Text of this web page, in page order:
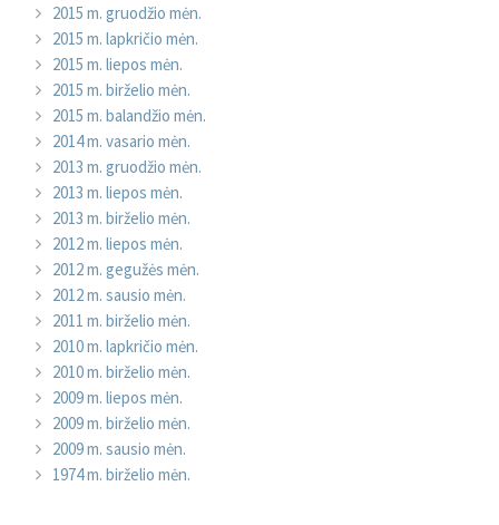
2015 m. gruodžio mėn.
2015 m. lapkričio mėn.
2015 m. liepos mėn.
2015 m. birželio mėn.
2015 m. balandžio mėn.
2014 m. vasario mėn.
2013 m. gruodžio mėn.
2013 m. liepos mėn.
2013 m. birželio mėn.
2012 m. liepos mėn.
2012 m. gegužės mėn.
2012 m. sausio mėn.
2011 m. birželio mėn.
2010 m. lapkričio mėn.
2010 m. birželio mėn.
2009 m. liepos mėn.
2009 m. birželio mėn.
2009 m. sausio mėn.
1974 m. birželio mėn.